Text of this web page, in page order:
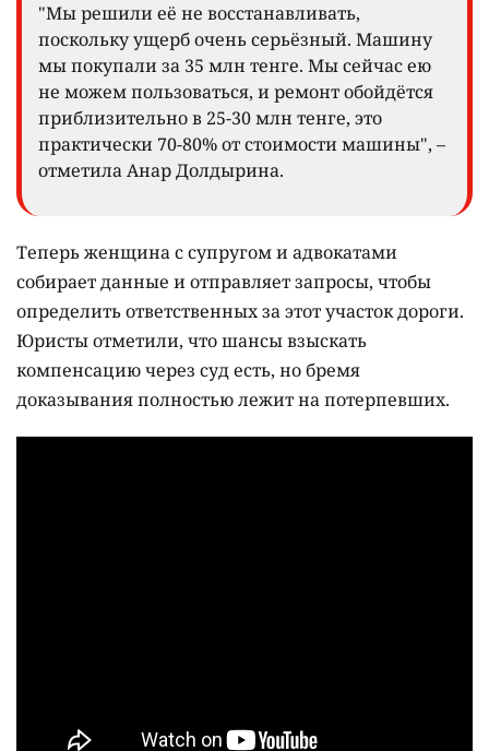
"Мы решили её не восстанавливать,
поскольку ущерб очень серьёзный. Машину
мы покупали за 35 млн тенге. Мы сейчас ею
не можем пользоваться, и ремонт обойдётся
приблизительно в 25-30 млн тенге, это
практически 70-80% от стоимости машины", –
отметила Анар Долдырина.
Теперь женщина с супругом и адвокатами
собирает данные и отправляет запросы, чтобы
определить ответственных за этот участок дороги.
Юристы отметили, что шансы взыскать
компенсацию через суд есть, но бремя
доказывания полностью лежит на потерпевших.